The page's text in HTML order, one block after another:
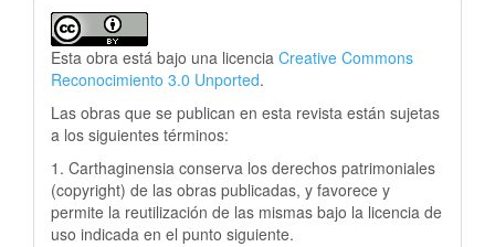
Esta obra está bajo una licencia Creative Commons
Reconocimiento 3.0 Unported.
Las obras que se publican en esta revista están sujetas
a los siguientes términos:
1. Carthaginensia conserva los derechos patrimoniales
(copyright) de las obras publicadas, y favorece y
permite la reutilización de las mismas bajo la licencia de
uso indicada en el punto siguiente.